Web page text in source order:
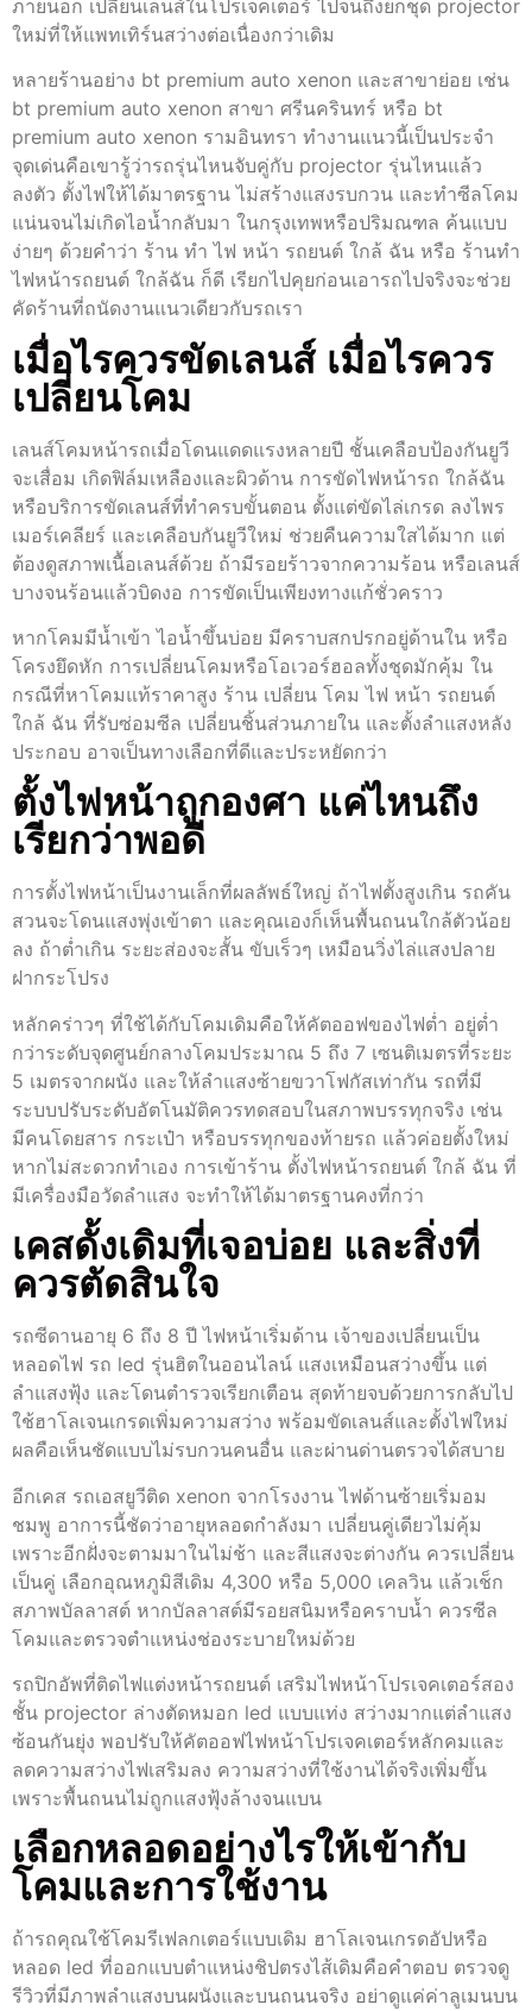
ภายนอก เปลี่ยนเลนส์ในโปรเจคเตอร์ ไปจนถึงยกชุด projector
ใหม่ที่ให้แพทเทิร์นสว่างต่อเนื่องกว่าเดิม
หลายร้านอย่าง bt premium auto xenon และสาขาย่อย เช่น
bt premium auto xenon สาขา ศรีนครินทร์ หรือ bt
premium auto xenon รามอินทรา ทำงานแนวนี้เป็นประจำ
จุดเด่นคือเขารู้ว่ารถรุ่นไหนจับคู่กับ projector รุ่นไหนแล้ว
ลงตัว ตั้งไฟให้ได้มาตรฐาน ไม่สร้างแสงรบกวน และทำซีลโคม
แน่นจนไม่เกิดไอน้ำกลับมา ในกรุงเทพหรือปริมณฑล ค้นแบบ
ง่ายๆ ด้วยคำว่า ร้าน ทํา ไฟ หน้า รถยนต์ ใกล้ ฉัน หรือ ร้านทํา
ไฟหน้ารถยนต์ ใกล้ฉัน ก็ดี เรียกไปคุยก่อนเอารถไปจริงจะช่วย
คัดร้านที่ถนัดงานแนวเดียวกับรถเรา
เมื่อไรควรขัดเลนส์ เมื่อไรควร
เปลี่ยนโคม
เลนส์โคมหน้ารถเมื่อโดนแดดแรงหลายปี ชั้นเคลือบป้องกันยูวี
จะเสื่อม เกิดฟิล์มเหลืองและผิวด้าน การขัดไฟหน้ารถ ใกล้ฉัน
หรือบริการขัดเลนส์ที่ทำครบขั้นตอน ตั้งแต่ขัดไล่เกรด ลงไพร
เมอร์เคลียร์ และเคลือบกันยูวีใหม่ ช่วยคืนความใสได้มาก แต่
ต้องดูสภาพเนื้อเลนส์ด้วย ถ้ามีรอยร้าวจากความร้อน หรือเลนส์
บางจนร้อนแล้วบิดงอ การขัดเป็นเพียงทางแก้ชั่วคราว
หากโคมมีน้ำเข้า ไอน้ำขึ้นบ่อย มีคราบสกปรกอยู่ด้านใน หรือ
โครงยึดหัก การเปลี่ยนโคมหรือโอเวอร์ฮอลทั้งชุดมักคุ้ม ใน
กรณีที่หาโคมแท้ราคาสูง ร้าน เปลี่ยน โคม ไฟ หน้า รถยนต์
ใกล้ ฉัน ที่รับซ่อมซีล เปลี่ยนชิ้นส่วนภายใน และตั้งลำแสงหลัง
ประกอบ อาจเป็นทางเลือกที่ดีและประหยัดกว่า
ตั้งไฟหน้าถูกองศา แค่ไหนถึง
เรียกว่าพอดี
การตั้งไฟหน้าเป็นงานเล็กที่ผลลัพธ์ใหญ่ ถ้าไฟตั้งสูงเกิน รถคัน
สวนจะโดนแสงพุ่งเข้าตา และคุณเองก็เห็นพื้นถนนใกล้ตัวน้อย
ลง ถ้าต่ำเกิน ระยะส่องจะสั้น ขับเร็วๆ เหมือนวิ่งไล่แสงปลาย
ฝากระโปรง
หลักคร่าวๆ ที่ใช้ได้กับโคมเดิมคือให้คัตออฟของไฟต่ำ อยู่ต่ำ
กว่าระดับจุดศูนย์กลางโคมประมาณ 5 ถึง 7 เซนติเมตรที่ระยะ
5 เมตรจากผนัง และให้ลำแสงซ้ายขวาโฟกัสเท่ากัน รถที่มี
ระบบปรับระดับอัตโนมัติควรทดสอบในสภาพบรรทุกจริง เช่น
มีคนโดยสาร กระเป๋า หรือบรรทุกของท้ายรถ แล้วค่อยตั้งใหม่
หากไม่สะดวกทำเอง การเข้าร้าน ตั้งไฟหน้ารถยนต์ ใกล้ ฉัน ที่
มีเครื่องมือวัดลำแสง จะทำให้ได้มาตรฐานคงที่กว่า
เคสดั้งเดิมที่เจอบ่อย และสิ่งที่
ควรตัดสินใจ
รถซีดานอายุ 6 ถึง 8 ปี ไฟหน้าเริ่มด้าน เจ้าของเปลี่ยนเป็น
หลอดไฟ รถ led รุ่นฮิตในออนไลน์ แสงเหมือนสว่างขึ้น แต่
ลำแสงฟุ้ง และโดนตำรวจเรียกเตือน สุดท้ายจบด้วยการกลับไป
ใช้ฮาโลเจนเกรดเพิ่มความสว่าง พร้อมขัดเลนส์และตั้งไฟใหม่
ผลคือเห็นชัดแบบไม่รบกวนคนอื่น และผ่านด่านตรวจได้สบาย
อีกเคส รถเอสยูวีติด xenon จากโรงงาน ไฟด้านซ้ายเริ่มอม
ชมพู อาการนี้ชัดว่าอายุหลอดกำลังมา เปลี่ยนคู่เดียวไม่คุ้ม
เพราะอีกฝั่งจะตามมาในไม่ช้า และสีแสงจะต่างกัน ควรเปลี่ยน
เป็นคู่ เลือกอุณหภูมิสีเดิม 4,300 หรือ 5,000 เคลวิน แล้วเช็ก
สภาพบัลลาสต์ หากบัลลาสต์มีรอยสนิมหรือคราบน้ำ ควรซีล
โคมและตรวจตำแหน่งช่องระบายใหม่ด้วย
รถปิกอัพที่ติดไฟแต่งหน้ารถยนต์ เสริมไฟหน้าโปรเจคเตอร์สอง
ชั้น projector ล่างตัดหมอก led แบบแท่ง สว่างมากแต่ลำแสง
ซ้อนกันยุ่ง พอปรับให้คัตออฟไฟหน้าโปรเจคเตอร์หลักคมและ
ลดความสว่างไฟเสริมลง ความสว่างที่ใช้งานได้จริงเพิ่มขึ้น
เพราะพื้นถนนไม่ถูกแสงฟุ้งล้างจนแบน
เลือกหลอดอย่างไรให้เข้ากับ
โคมและการใช้งาน
ถ้ารถคุณใช้โคมรีเฟลกเตอร์แบบเดิม ฮาโลเจนเกรดอัปหรือ
หลอด led ที่ออกแบบตำแหน่งชิปตรงไส้เดิมคือคำตอบ ตรวจดู
รีวิวที่มีภาพลำแสงบนผนังและบนถนนจริง อย่าดูแค่ค่าลูเมนบน